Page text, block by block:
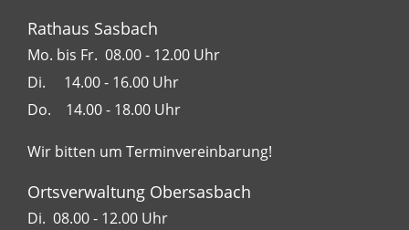
Rathaus Sasbach
Mo. bis Fr. 08.00 - 12.00 Uhr
Di. 14.00 - 16.00 Uhr
Do. 14.00 - 18.00 Uhr
Wir bitten um Terminvereinbarung!
Ortsverwaltung Obersasbach
Di. 08.00 - 12.00 Uhr